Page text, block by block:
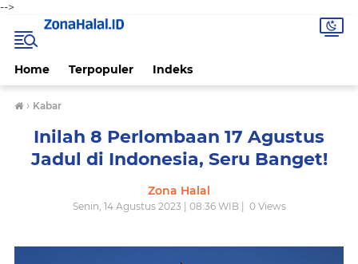
-->
Home Terpopuler Indeks
› Kabar
Inilah 8 Perlombaan 17 Agustus
Jadul di Indonesia, Seru Banget!
Zona Halal
Senin, 14 Agustus 2023 | 08:36 WIB | 0Views